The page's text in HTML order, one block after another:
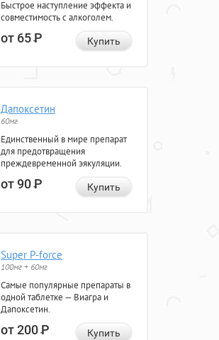
Быстрое наступление эффекта и
совместимость с алкоголем.
от 65Р Купить
Дапоксетин
60мг
Единственный в мире препарат
для предотвращения
преждевременной эякуляции.
от 90Р Купить
Super P-force
100мг + 60мг
Самые популярные препараты в
одной таблетке — Виагра и
Дапоксетин.
от 200Р Купить